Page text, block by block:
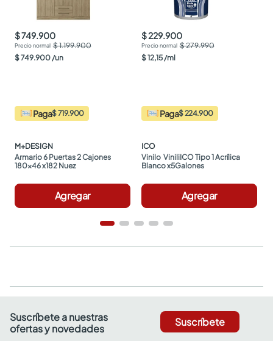
$ 749.900
$ 1.199.900
$749.900 /un
Paga$ 719.900
M+DESIGN
Armario 6 Puertas 2 Cajones
180x46 x182 Nuez
Agregar
$ 229.900
$ 279.990
$12,15 /ml
Paga$ 224.900
ICO
Vinilo  ViniliICO Tipo 1 Acrílica
Blanco x5Galones
Agregar
Suscríbete a nuestras
ofertas y novedades
Suscríbete